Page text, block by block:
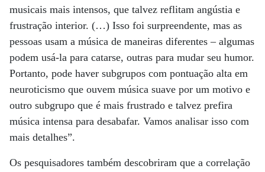
musicais mais intensos, que talvez reflitam angústia e
frustração interior. (…) Isso foi surpreendente, mas as
pessoas usam a música de maneiras diferentes – algumas
podem usá-la para catarse, outras para mudar seu humor.
Portanto, pode haver subgrupos com pontuação alta em
neuroticismo que ouvem música suave por um motivo e
outro subgrupo que é mais frustrado e talvez prefira
música intensa para desabafar. Vamos analisar isso com
mais detalhes”.
Os pesquisadores também descobriram que a correlação